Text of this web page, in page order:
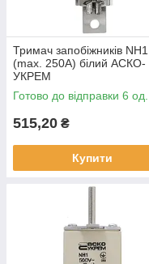
Тримач запобіжників NH1
(max. 250A) білий АСКО-
УКРЕМ
Готово до відправки 6 од.
515,20 ₴
Купити